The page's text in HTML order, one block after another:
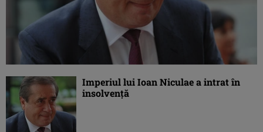
Imperiul lui Ioan Niculae a intrat în
insolvenţă